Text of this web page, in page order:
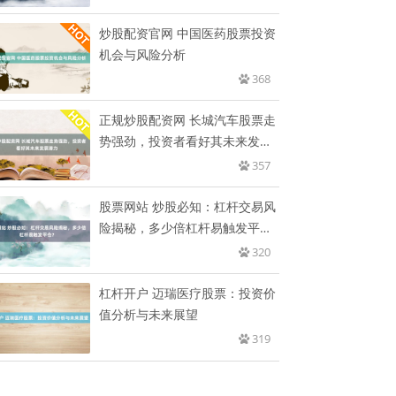
炒股配资官网 中国医药股票投资
机会与风险分析
368
正规炒股配资网 长城汽车股票走
势强劲，投资者看好其未来发展
357
股票网站 炒股必知：杠杆交易风
险揭秘，多少倍杠杆易触发平
320
杠杆开户 迈瑞医疗股票：投资价
值分析与未来展望
319